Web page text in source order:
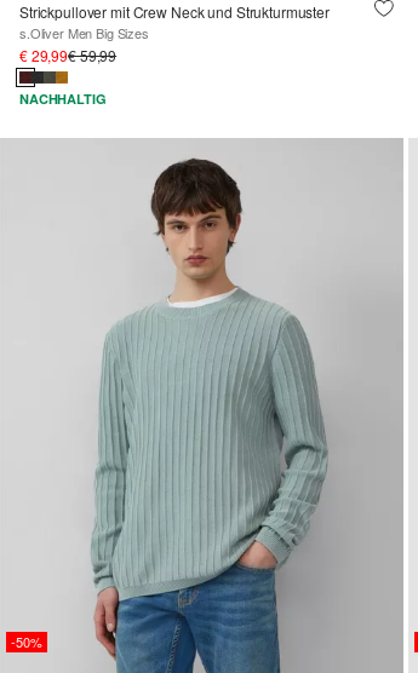
Strickpullover mit Crew Neck und Strukturmuster
s.Oliver Men Big Sizes
€ 29,99€ 59,99
NACHHALTIG
-50%